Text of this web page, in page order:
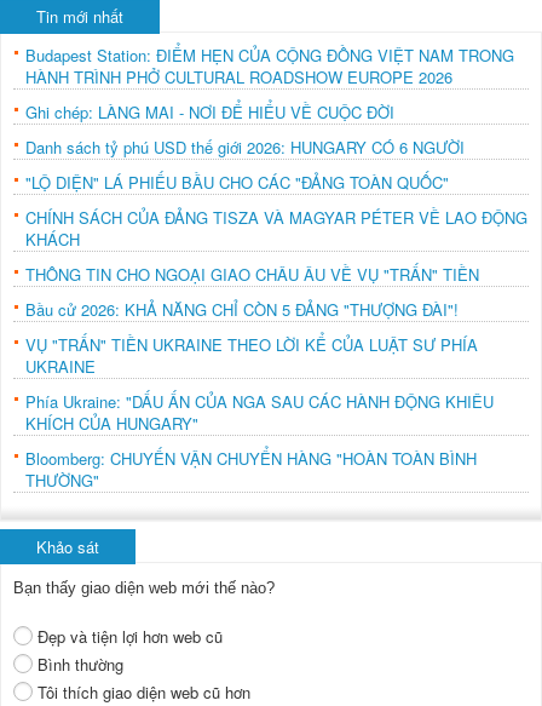
Tin mới nhất
Budapest Station: ĐIỂM HẸN CỦA CỘNG ĐỒNG VIỆT NAM TRONG
HÀNH TRÌNH PHỞ CULTURAL ROADSHOW EUROPE 2026
Ghi chép: LÀNG MAI - NƠI ĐỂ HIỂU VỀ CUỘC ĐỜI
Danh sách tỷ phú USD thế giới 2026: HUNGARY CÓ 6 NGƯỜI
"LỘ DIỆN" LÁ PHIẾU BẦU CHO CÁC "ĐẢNG TOÀN QUỐC"
CHÍNH SÁCH CỦA ĐẢNG TISZA VÀ MAGYAR PÉTER VỀ LAO ĐỘNG
KHÁCH
THÔNG TIN CHO NGOẠI GIAO CHÂU ÂU VỀ VỤ "TRẤN" TIỀN
Bầu cử 2026: KHẢ NĂNG CHỈ CÒN 5 ĐẢNG "THƯỢNG ĐÀI"!
VỤ "TRẤN" TIỀN UKRAINE THEO LỜI KỂ CỦA LUẬT SƯ PHÍA
UKRAINE
Phía Ukraine: "DẤU ẤN CỦA NGA SAU CÁC HÀNH ĐỘNG KHIÊU
KHÍCH CỦA HUNGARY"
Bloomberg: CHUYẾN VẬN CHUYỂN HÀNG "HOÀN TOÀN BÌNH
THƯỜNG"
Khảo sát
Bạn thấy giao diện web mới thế nào?
Đẹp và tiện lợi hơn web cũ
Bình thường
Tôi thích giao diện web cũ hơn